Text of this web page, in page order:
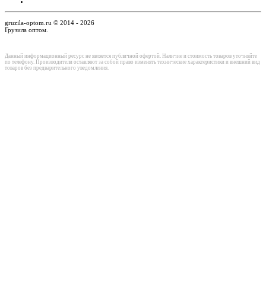
gruzila-optom.ru © 2014 - 2026
Грузила оптом.
Данный информационный ресурс не является публичной офертой. Наличие и стоимость товаров уточняйте
по телефону. Производители оставляют за собой право изменять технические характеристики и внешний вид
товаров без предварительного уведомления.